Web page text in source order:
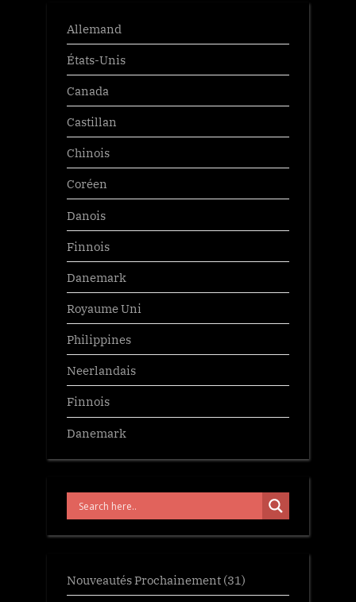
Allemand
États-Unis
Canada
Castillan
Chinois
Coréen
Danois
Finnois
Danemark
Royaume Uni
Philippines
Neerlandais
Finnois
Danemark
Nouveautés Prochainement (31)